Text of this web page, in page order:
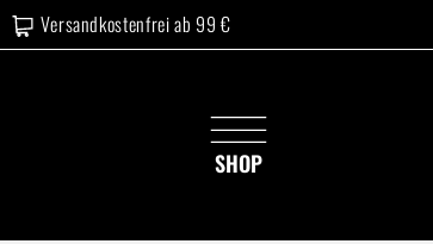
Hauptinhalt springen
Zur Suche springen
Zur Hauptnavigation springen
Versandkostenfrei ab 99 €
SHOP